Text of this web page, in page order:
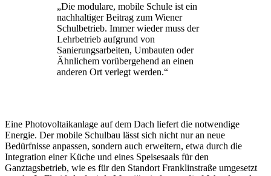
„Die modulare, mobile Schule ist ein
nachhaltiger Beitrag zum Wiener
Schulbetrieb. Immer wieder muss der
Lehrbetrieb aufgrund von
Sanierungsarbeiten, Umbauten oder
Ähnlichem vorübergehend an einen
anderen Ort verlegt werden.“
Eine Photovoltaikanlage auf dem Dach liefert die notwendige
Energie. Der mobile Schulbau lässt sich nicht nur an neue
Bedürfnisse anpassen, sondern auch erweitern, etwa durch die
Integration einer Küche und eines Speisesaals für den
Ganztagsbetrieb, wie es für den Standort Franklinstraße umgesetzt